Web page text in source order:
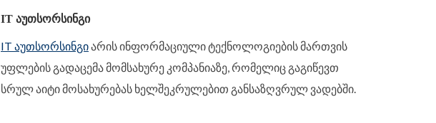
IT ᲐᲣᲗᲡᲝᲠᲡᲘᲜᲒᲘ
IT აუთსორსინგიარის ინფორმაციული ტექნოლოგიების მართვის
უფლების გადაცემა მომსახურე კომპანიაზე, რომელიც გაგიწევთ
სრულ აიტი მოსახურებას ხელშეკრულებით განსაზღვრულ ვადებში.